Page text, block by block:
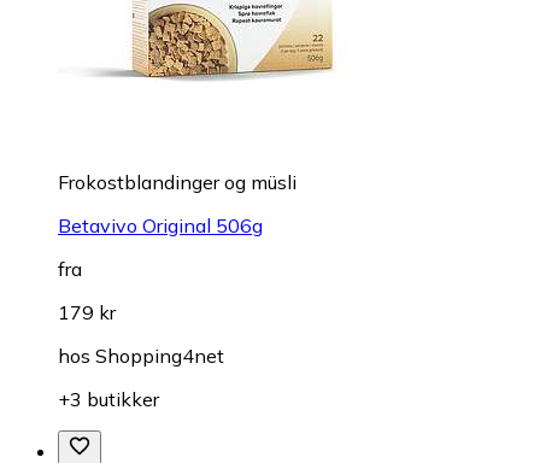
Frokostblandinger og müsli
Betavivo Original 506g
fra
179 kr
hos Shopping4net
+3 butikker